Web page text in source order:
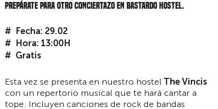
Prepárate para otro conciertazo en Bastardo Hostel.
Fecha: 29.02
Hora: 13:00H
Gratis
Esta vez se presenta en nuestro hostel The Vincis
con un repertorio musical que te hará cantar a
tope. Incluyen canciones de rock de bandas